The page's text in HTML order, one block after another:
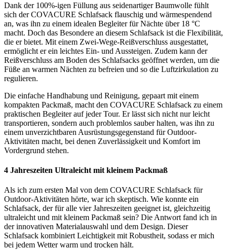
Dank der 100%-igen Füllung aus seidenartiger Baumwolle fühlt
sich der COVACURE Schlafsack flauschig und wärmespendend
an, was ihn zu einem idealen Begleiter für Nächte über 18 °C
macht. Doch das Besondere an diesem Schlafsack ist die Flexibilität,
die er bietet. Mit einem Zwei-Wege-Reißverschluss ausgestattet,
ermöglicht er ein leichtes Ein- und Aussteigen. Zudem kann der
Reißverschluss am Boden des Schlafsacks geöffnet werden, um die
Füße an warmen Nächten zu befreien und so die Luftzirkulation zu
regulieren.
Die einfache Handhabung und Reinigung, gepaart mit einem
kompakten Packmaß, macht den COVACURE Schlafsack zu einem
praktischen Begleiter auf jeder Tour. Er lässt sich nicht nur leicht
transportieren, sondern auch problemlos sauber halten, was ihn zu
einem unverzichtbaren Ausrüstungsgegenstand für Outdoor-
Aktivitäten macht, bei denen Zuverlässigkeit und Komfort im
Vordergrund stehen.
4 Jahreszeiten Ultraleicht mit kleinem Packmaß
Als ich zum ersten Mal von dem COVACURE Schlafsack für
Outdoor-Aktivitäten hörte, war ich skeptisch. Wie konnte ein
Schlafsack, der für alle vier Jahreszeiten geeignet ist, gleichzeitig
ultraleicht und mit kleinem Packmaß sein? Die Antwort fand ich in
der innovativen Materialauswahl und dem Design. Dieser
Schlafsack kombiniert Leichtigkeit mit Robustheit, sodass er mich
bei jedem Wetter warm und trocken hält.